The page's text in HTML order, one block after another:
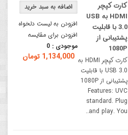
افزودن به لیست دلخواه
افزودن برای مقایسه
موجودی : 0
1,134,000 تومان
کارت کپچر
HDMI به USB
3.0 با قابلیت
پشتیبانی از
1080P
کارت کپچر HDMI به
USB 3.0 با قابلیت
پشتیبانی از 1080P
Features: UVC
standard. Plug
and play. You..